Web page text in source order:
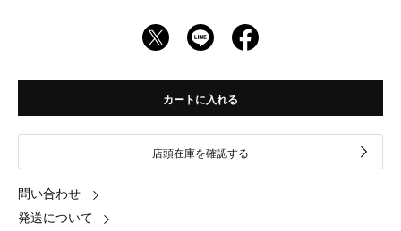
カートに入れる
店頭在庫を確認する
問い合わせ
発送について